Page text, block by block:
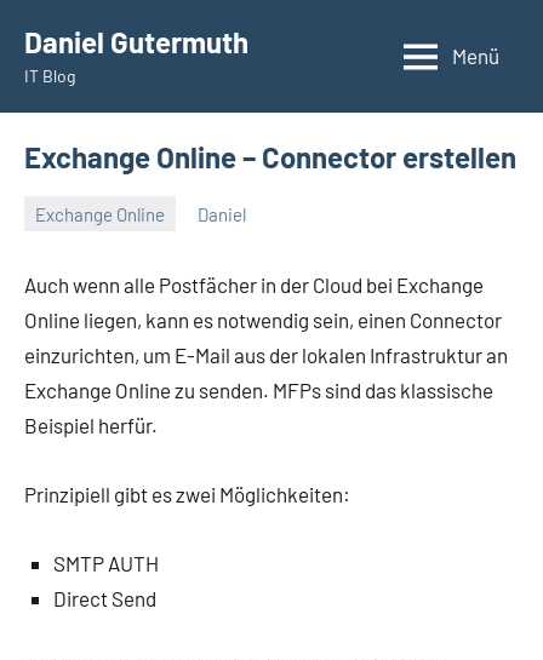
Inhalt
springen
Daniel Gutermuth
IT Blog
Menü
Exchange Online – Connector erstellen
Exchange Online
November
2021
Daniel
Auch wenn alle Postfächer in der Cloud bei Exchange
Online liegen, kann es notwendig sein, einen Connector
einzurichten, um E-Mail aus der lokalen Infrastruktur an
Exchange Online zu senden. MFPs sind das klassische
Beispiel herfür.
Prinzipiell gibt es zwei Möglichkeiten:
SMTP AUTH
Direct Send